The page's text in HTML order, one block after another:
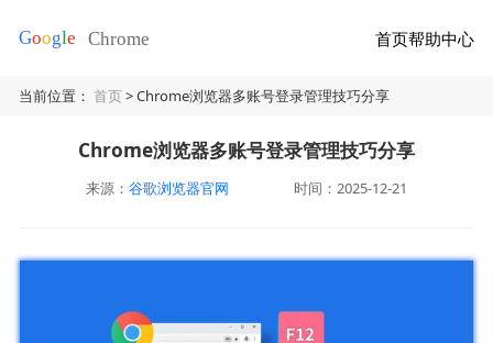
首页帮助中心
当前位置：首页> Chrome浏览器多账号登录管理技巧分享
Chrome浏览器多账号登录管理技巧分享
来源： 谷歌浏览器官网 时间：2025-12-21